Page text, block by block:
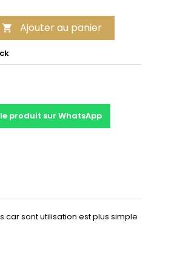
 Ajouter au panier
produit sur WhatsApp
car sont utilisation est plus simple